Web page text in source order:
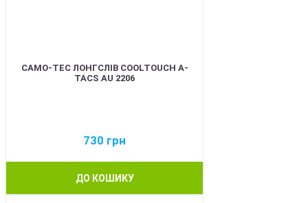
CAMO-TEC ЛОНГСЛІВ COOLTOUCH A-
TACS AU 2206
730 грн
ДО КОШИКУ